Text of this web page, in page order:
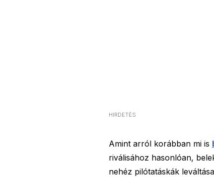
HIRDETÉS
Amint arról korábban mi is
riválisához hasonlóan,
nehéz pilótatáskák